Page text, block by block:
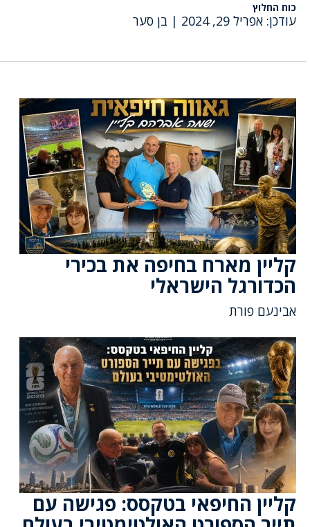
כוח החלוץ
עודכן: אפריל 29, 2024 | בן סער
קליין מארח בחיפה את בכירי
הכדורגל הישראלי
אבינעם פורת
קליין החיפאי בטקסס: פגישה עם